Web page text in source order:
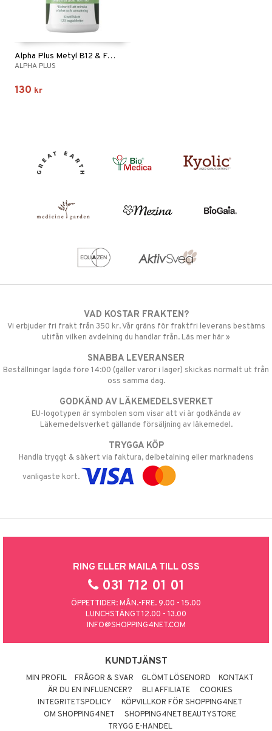
Alpha Plus Metyl B12 & Folat
ALPHA PLUS
130 kr
VAD KOSTAR FRAKTEN?
Vi erbjuder fri frakt från 350 kr. Vår gräns för fraktfri leverans bestäms
utifån vilken avdelning du handlar från. Läs mer här »
SNABBA LEVERANSER
Beställningar lagda före 14:00 (gäller varor i lager) skickas normalt ut från
oss samma dag.
GODKÄND AV LÄKEMEDELSVERKET
EU-logotypen är symbolen som visar att vi är godkända av
Läkemedelsverket gällande försäljning av läkemedel.
TRYGGA KÖP
Handla tryggt & säkert via faktura, delbetalning eller marknadens
vanligaste kort.
RING ELLER MAILA TILL OSS
031 712 01 01
ÖPPETTIDER: MÅN.-FRE. 9.00 - 15.00
LUNCHSTÄNGT 12.00 - 13.00
INFO@SHOPPING4NET.COM
KUNDTJÄNST
MIN PROFIL FRÅGOR & SVAR GLÖMT LÖSENORD
KONTAKT
ÄR DU EN INFLUENCER?
BLI AFFILIATE
COOKIES
INTEGRITETSPOLICY
KÖPVILLKOR FÖR SHOPPING4NET
OM SHOPPING4NET
SHOPPING4NET BEAUTYSTORE
TRYGG E-HANDEL